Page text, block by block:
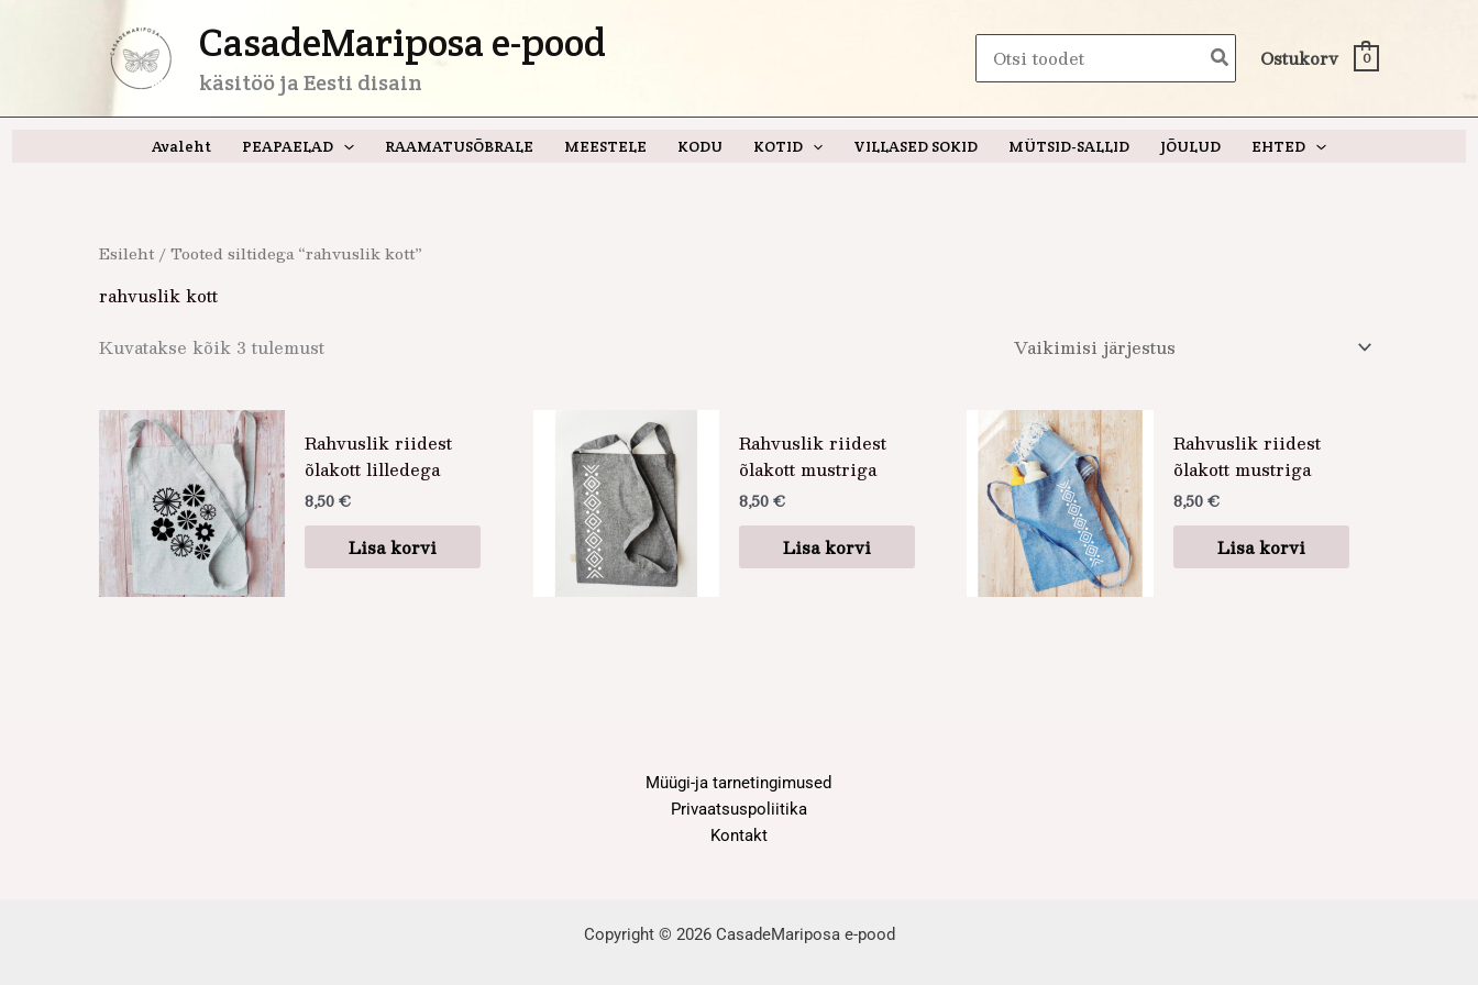
CasadeMariposa e-pood
käsitöö ja Eesti disain
Search
for:
Ostukorv 0
Avaleht PEAPAELAD RAAMATUSÕBRALE MEESTELE KODU KOTID VILLASED SOKID MÜTSID-SALLID JÕULUD EHTED
Esileht / Tooted siltidega “rahvuslik kott”
rahvuslik kott
Kuvatakse kõik 3 tulemust
Rahvuslik riidest
õlakott lilledega
8,50€
Lisa korvi
Rahvuslik riidest
õlakott mustriga
8,50€
Lisa korvi
Rahvuslik riidest
õlakott mustriga
8,50€
Lisa korvi
Müügi-ja tarnetingimused
Privaatsuspoliitika
Kontakt
Copyright © 2026 CasadeMariposa e-pood